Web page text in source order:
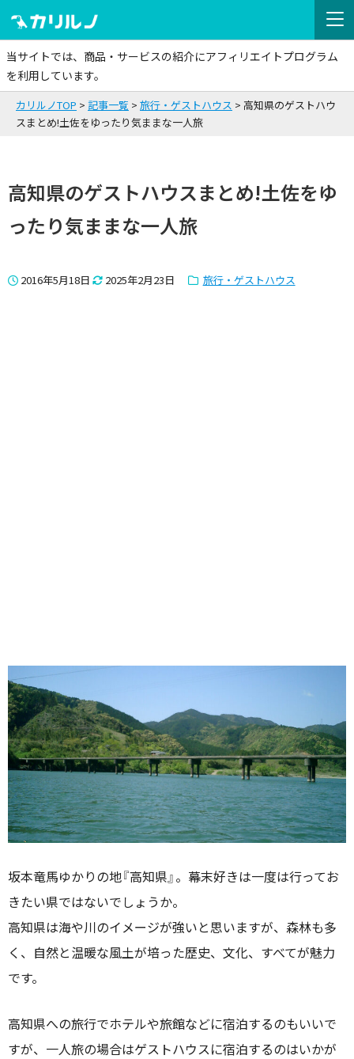
当サイトでは、商品・サービスの紹介にアフィリエイトプログラム
を利用しています。
カリルノTOP 記事一覧 旅行・ゲストハウス
高知県のゲストハウ
スまとめ!土佐をゆったり気ままな一人旅
高知県のゲストハウスまとめ!土佐をゆ
ったり気ままな一人旅
2016年5月18日 2025年2月23日 旅行・ゲストハウス
坂本竜馬ゆかりの地『高知県』。幕末好きは一度は行ってお
きたい県ではないでしょうか。
高知県は海や川のイメージが強いと思いますが、森林も多
く、自然と温暖な風土が培った歴史、文化、すべてが魅力
です。
高知県への旅行でホテルや旅館などに宿泊するのもいいで
すが、一人旅の場合はゲストハウスに宿泊するのはいかが